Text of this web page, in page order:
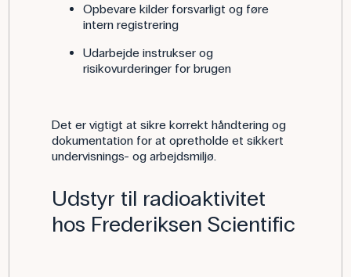
Opbevare kilder forsvarligt og føre
intern registrering
Udarbejde instrukser og
risikovurderinger for brugen
Det er vigtigt at sikre korrekt håndtering og
dokumentation for at opretholde et sikkert
undervisnings- og arbejdsmiljø.
Udstyr til radioaktivitet
hos Frederiksen Scientific